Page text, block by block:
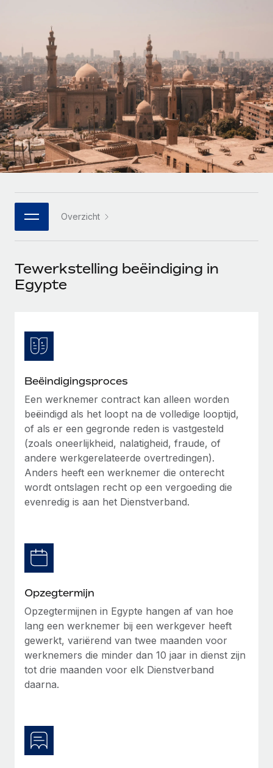
PEO
Ingewikkelde HR-taken eenvoudig uitbesteden
INFRASTRUCTUUR
Remote Embedded
HR naadloos in workflows integreren
Platform
Ingebouwde essentiële HR-functies voor je team
Integraties
DIENSTEN
Achtergrondonderzoek
Vereenvoudig het screeningsproces van
Compliance Watchtower
Blijf compliance-risico's voor
Apparaatbeheer
Lever en track wereldwijd IT-middelen
Entiteiten oprichten
Stel snel compliant entiteiten op
Secundaire arbeidsvoorwaarden
beheren
GROEIFASE
Start-ups
Flexibele global HR en payroll solutions voor groeiende
bedrijven
Mid-market
Teams uitbreiden met HR solutions op maat
Enterprise
Global HR voor grote bedrijven
WERK MET ONS SAMEN
Strategische technologiepartners
Een partner worden
Ontdek hoe je met ons kunt samenwerken
Ontdek valuta-opties en betaalsnelheden voor
internationale zzp'ers
LEREN MET REMOTE
Onderzoek en gidsen
Casestudy's
HR-woordenlijst
Checklists en templates
Webinars
Newsroom
Support
BLOG
Global Payroll
EOR en PEO
Contractor Management
Belastingen
BLOG
Productupdates van Remote: Gusto- en Xero-
integraties en Contractor Management Plus
Het blijft de missie van Remote om alle soorten bedrijven
te helpen bij het aannemen, beheren en...
Meer informatie
beheert met Remote
Phiture, een toonaangevende leider in de wereldwijde
Nederlands
Français
Deutsch
Español
Italiano
Português (Portugal)
日本語
한국어
Overzicht
Tewerkstelling beëindiging in
Egypte
Beëindigingsproces
Een werknemer contract kan alleen worden
beëindigd als het loopt na de volledige looptijd,
of als er een gegronde reden is vastgesteld
(zoals oneerlijkheid, nalatigheid, fraude, of
andere werkgerelateerde overtredingen).
Anders heeft een werknemer die onterecht
wordt ontslagen recht op een vergoeding die
evenredig is aan het Dienstverband.
Opzegtermijn
Opzegtermijnen in Egypte hangen af van hoe
lang een werknemer bij een werkgever heeft
gewerkt, variërend van twee maanden voor
werknemers die minder dan 10 jaar in dienst zijn
tot drie maanden voor elk Dienstverband
daarna.